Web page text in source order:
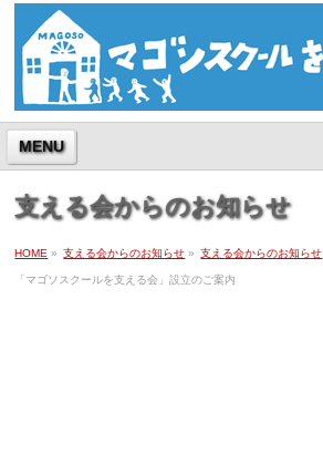
MENU
支える会からのお知らせ
HOME » 支える会からのお知らせ » 支える会からのお知らせ
「マゴソスクールを支える会」設立のご案内